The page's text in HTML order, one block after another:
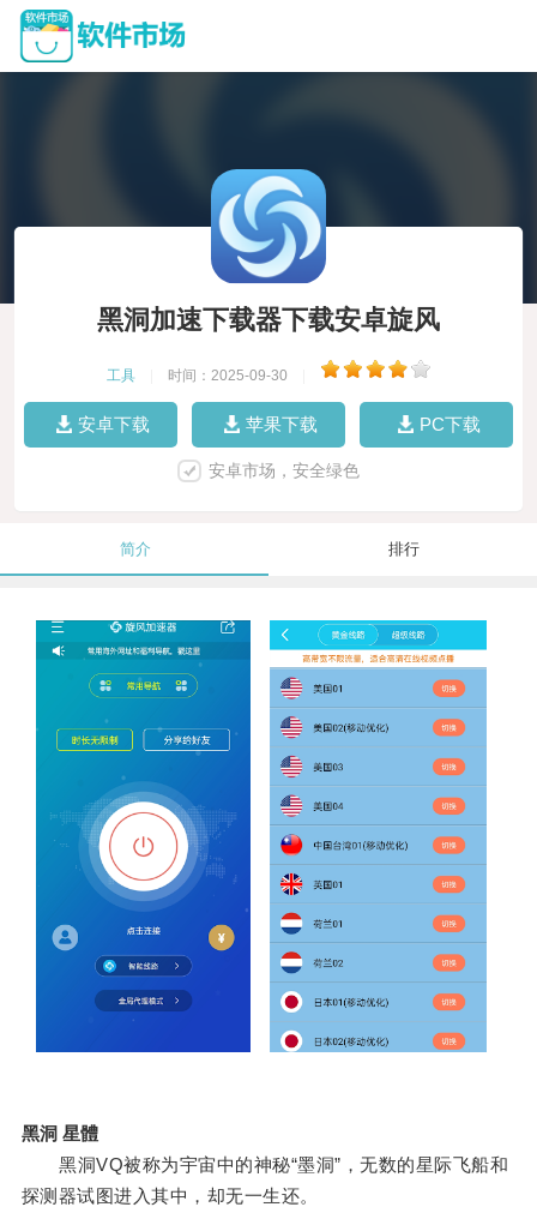
黑洞加速下载器下载安卓旋风
工具 时间：2025-09-30
安卓下载 苹果下载 PC下载
安卓市场，安全绿色
简介 排行
黑洞 星體
黑洞VQ被称为宇宙中的神秘“墨洞”，无数的星际飞船和
探测器试图进入其中，却无一生还。